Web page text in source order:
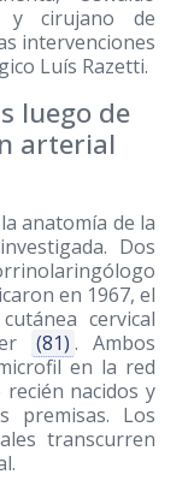
y cirujano de
intervenciones
Luís Razetti.
luego de
arterial
anatomía de la
Dos
en 1967, el
cervical
(81) . Ambos
en la red
nacidos y
premisas. Los
transcurren